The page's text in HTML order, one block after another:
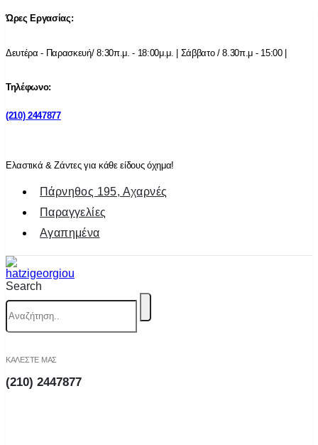
Ώρες Εργασίας:
Δευτέρα - Παρασκευή/ 8:30π.μ. - 18:00μ.μ. | Σάββατο / 8.30π.μ - 15:00 |
Τηλέφωνο:
(210) 2447877
Ελαστικά & Ζάντες για κάθε είδους όχημα!
Πάρνηθος 195, Αχαρνές
Παραγγελίες
Αγαπημένα
Search
ΚΑΛΕΣΤΕ ΜΑΣ
(210) 2447877